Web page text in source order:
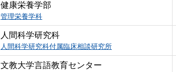
健康栄養学部
管理栄養学科
人間科学研究科
人間科学研究科付属臨床相談研究所
文教大学言語教育センター